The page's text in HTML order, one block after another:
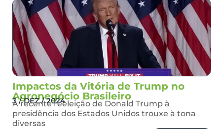
Impactos da Vitória de Trump no
Agronegócio Brasileiro
3 / DEZ / 2024
A recente reeleição de Donald Trump à
presidência dos Estados Unidos trouxe à tona
diversas